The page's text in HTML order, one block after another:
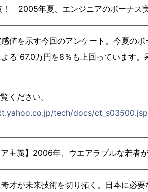
2005年夏、エンジニアのボーナス
値を示す今回のアンケート。今夏の
る 67.0万円を8％も上回っています
ください。
tech/docs/
主義】2006年、ウエアラブルな若者が
才が未来技術を切り拓く。日本に必